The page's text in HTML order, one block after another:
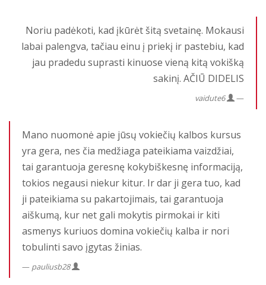
Noriu padėkoti, kad įkūrėt šitą svetainę. Mokausi
labai palengva, tačiau einu į priekį ir pastebiu, kad
jau pradedu suprasti kinuose vieną kitą vokišką
sakinį. AČIŪ DIDELIS
vaidute6
Mano nuomonė apie jūsų vokiečių kalbos kursus
yra gera, nes čia medžiaga pateikiama vaizdžiai,
tai garantuoja geresnę kokybiškesnę informaciją,
tokios negausi niekur kitur. Ir dar ji gera tuo, kad
ji pateikiama su pakartojimais, tai garantuoja
aiškumą, kur net gali mokytis pirmokai ir kiti
asmenys kuriuos domina vokiečių kalba ir nori
tobulinti savo įgytas žinias.
pauliusb28